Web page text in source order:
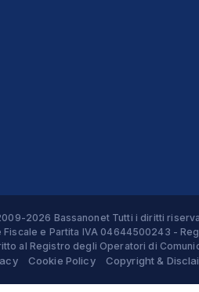
2026 Bassanonet Tutti i diritti
e Partita IVA 04644500243 -
al Registro degli Operatori di
Cookie Policy Copyright &